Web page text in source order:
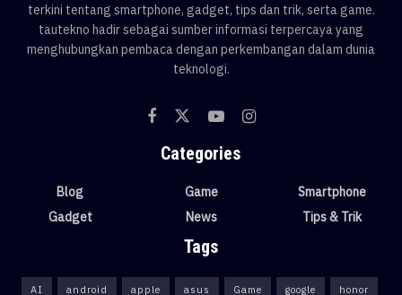
terkini tentang smartphone, gadget, tips dan trik, serta game.
tautekno hadir sebagai sumber informasi terpercaya yang
menghubungkan pembaca dengan perkembangan dalam dunia
teknologi.
Categories
Blog
Gadget
Game
News
Smartphone
Tips & Trik
Tags
AI android apple asus Game google honor